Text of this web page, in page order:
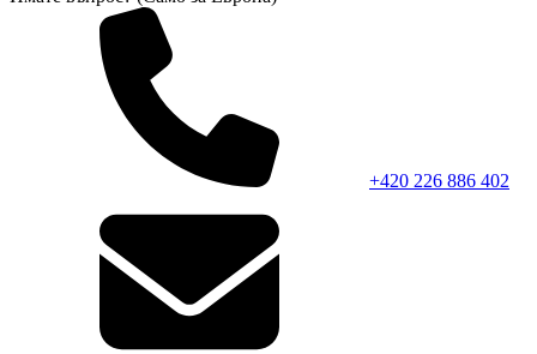
+420 226 886 402